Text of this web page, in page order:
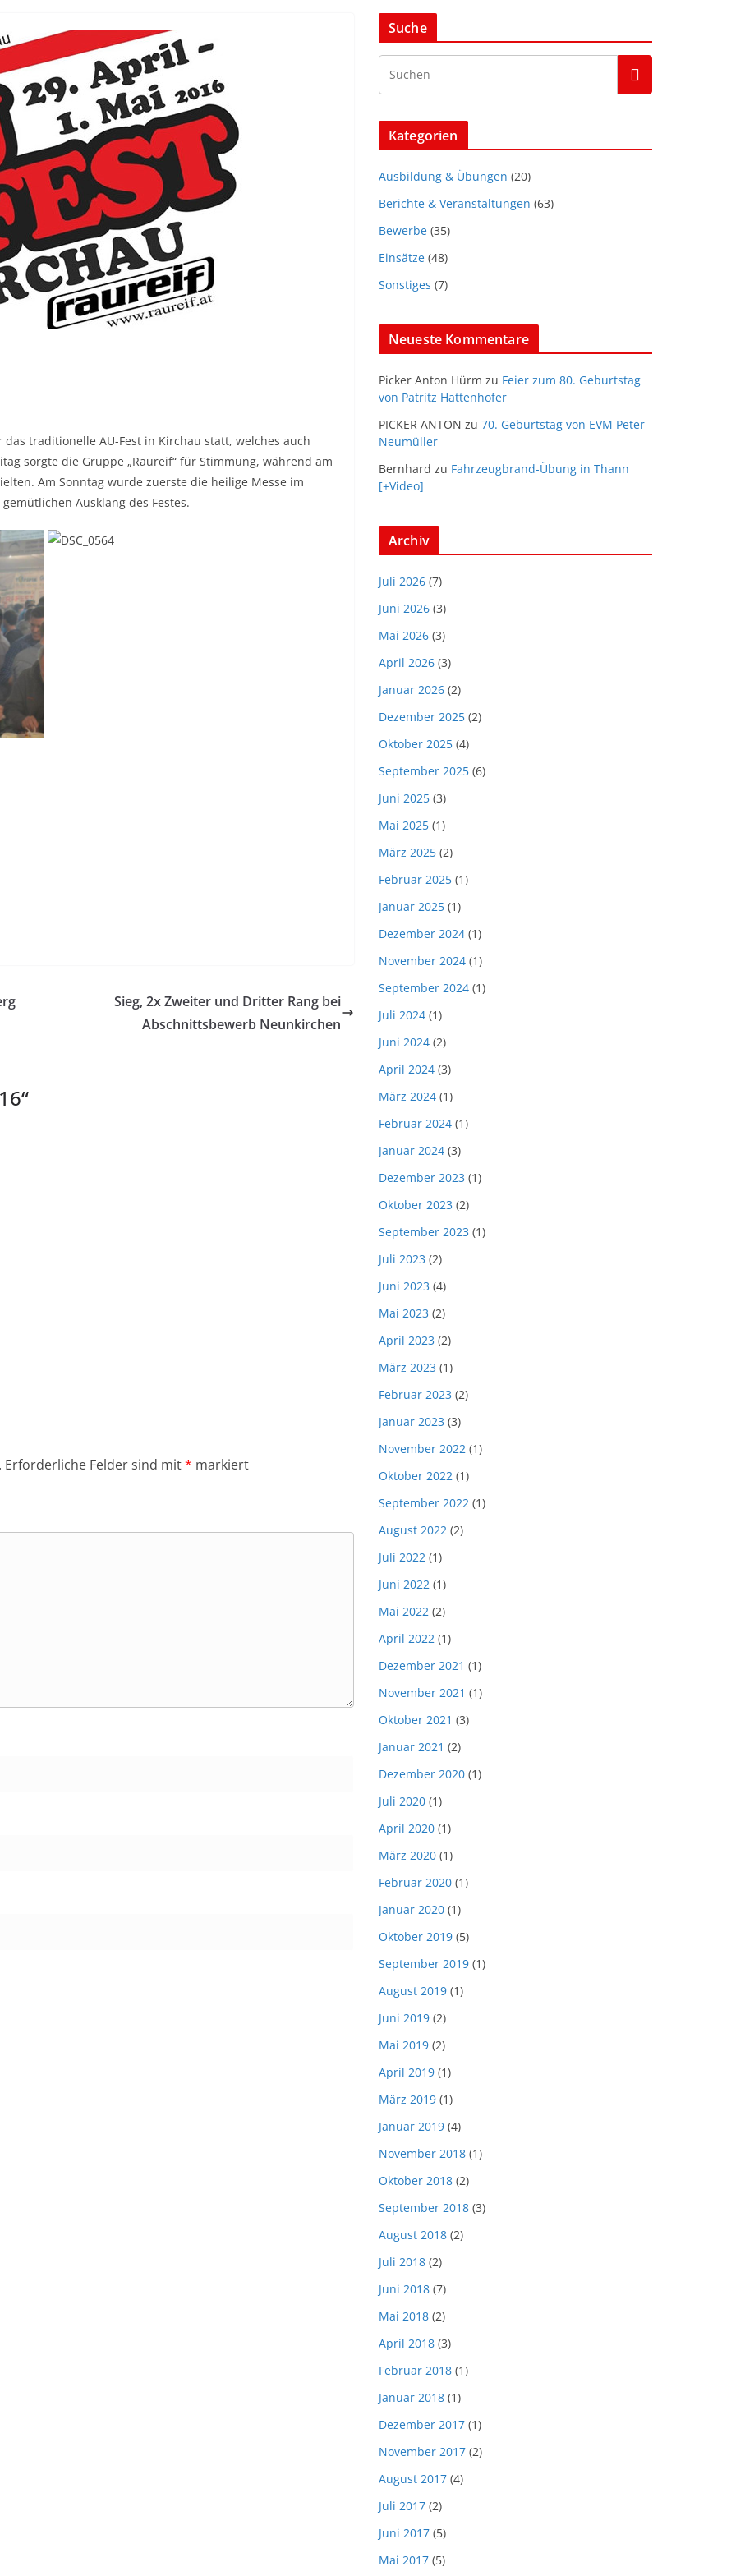
traditionelle AU-Fest in Kirchau statt, welches auch
sorgte die Gruppe „Raureif“ für Stimmung, während am
Am Sonntag wurde zuerste die heilige Messe im
Ausklang des Festes.
Sieg, 2x Zweiter und Dritter Rang bei
Abschnittsbewerb Neunkirchen
“
Erforderliche Felder sind mit* markiert
Suche
Kategorien
Ausbildung & Übungen (20)
Berichte & Veranstaltungen (63)
Bewerbe (35)
Einsätze (48)
Sonstiges (7)
Neueste Kommentare
Picker Anton Hürm zu Feier zum 80. Geburtstag
von Patritz Hattenhofer
PICKER ANTON zu 70. Geburtstag von EVM Peter
Neumüller
Bernhard zu Fahrzeugbrand-Übung in Thann
[+Video]
Archiv
Juli 2026 (7)
Juni 2026 (3)
Mai 2026 (3)
April 2026 (3)
Januar 2026 (2)
Dezember 2025 (2)
Oktober 2025 (4)
September 2025 (6)
Juni 2025 (3)
Mai 2025 (1)
März 2025 (2)
Februar 2025 (1)
Januar 2025 (1)
Dezember 2024 (1)
November 2024 (1)
September 2024 (1)
Juli 2024 (1)
Juni 2024 (2)
April 2024 (3)
März 2024 (1)
Februar 2024 (1)
Januar 2024 (3)
Dezember 2023 (1)
Oktober 2023 (2)
September 2023 (1)
Juli 2023 (2)
Juni 2023 (4)
Mai 2023 (2)
April 2023 (2)
März 2023 (1)
Februar 2023 (2)
Januar 2023 (3)
November 2022 (1)
Oktober 2022 (1)
September 2022 (1)
August 2022 (2)
Juli 2022 (1)
Juni 2022 (1)
Mai 2022 (2)
April 2022 (1)
Dezember 2021 (1)
November 2021 (1)
Oktober 2021 (3)
Januar 2021 (2)
Dezember 2020 (1)
Juli 2020 (1)
April 2020 (1)
März 2020 (1)
Februar 2020 (1)
Januar 2020 (1)
Oktober 2019 (5)
September 2019 (1)
August 2019 (1)
Juni 2019 (2)
Mai 2019 (2)
April 2019 (1)
März 2019 (1)
Januar 2019 (4)
November 2018 (1)
Oktober 2018 (2)
September 2018 (3)
August 2018 (2)
Juli 2018 (2)
Juni 2018 (7)
Mai 2018 (2)
April 2018 (3)
Februar 2018 (1)
Januar 2018 (1)
Dezember 2017 (1)
November 2017 (2)
August 2017 (4)
Juli 2017 (2)
Juni 2017 (5)
Mai 2017 (5)